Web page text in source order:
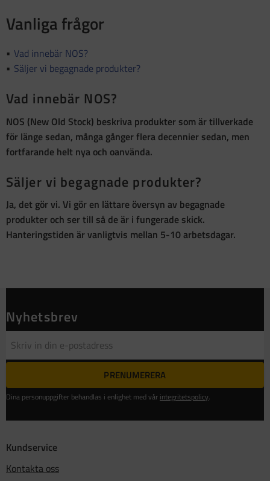
Vanliga frågor
Vad innebär NOS?
Säljer vi begagnade produkter?
Vad innebär NOS?
NOS (New Old Stock) beskriva produkter som ärtillverkade
för länge sedan, många gånger flera decennier sedan, men
fortfarande helt nya och oanvända.
Säljer vi begagnade produkter?
Ja, det gör vi. Vi gör en lättare översyn av begagnade
produkter och ser till så de är i fungerade skick.
Hanteringstiden är vanligtvis mellan 5-10 arbetsdagar.
Nyhetsbrev
PRENUMERERA
Dina personuppgifter behandlas i enlighet med vår integritetspolicy.
Kundservice
Kontakta oss